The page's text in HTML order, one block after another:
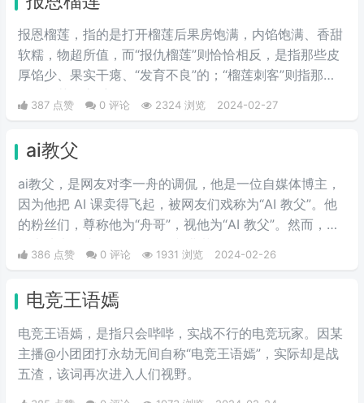
报恩榴莲，指的是打开榴莲后果房饱满，内馅饱满、香甜
软糯，物超所值，而“报仇榴莲”则恰恰相反，是指那些皮
厚馅少、果实干瘪、“发育不良”的；“榴莲刺客”则指那些
387 点赞 0 评论 2324 浏览 2024-02-27
ai教父
ai教父，是网友对李一舟的调侃，他是一位自媒体博主，
因为他把 AI 课卖得飞起，被网友们戏称为“AI 教父”。他
的粉丝们，尊称他为“舟哥”，视他为“AI 教父”。然而，质
他的课程是“智商税”。
386 点赞 0 评论 1931 浏览 2024-02-26
电竞王语嫣
电竞王语嫣，是指只会哔哔，实战不行的电竞玩家。因某
主播@小团团打永劫无间自称“电竞王语嫣”，实际却是战
五渣，该词再次进入人们视野。